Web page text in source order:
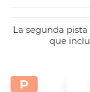
La segunda
que
P